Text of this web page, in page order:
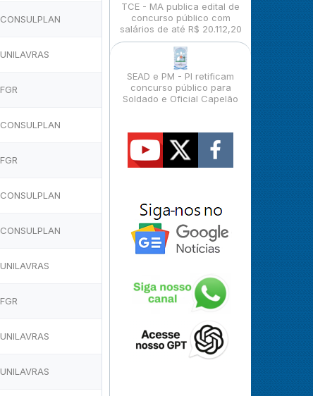
CONSULPLAN
UNILAVRAS
FGR
CONSULPLAN
FGR
CONSULPLAN
CONSULPLAN
UNILAVRAS
FGR
UNILAVRAS
UNILAVRAS
TCE - MA publica edital de
concurso público com
salários de até R$ 20.112,20
SEAD e PM - PI retificam
concurso público para
Soldado e Oficial Capelão